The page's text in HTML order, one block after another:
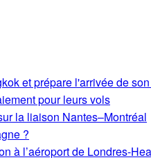
et prépare l'arrivée de
pour leurs vols
la liaison Nantes–Montréal
?
à l’aéroport de Londres-